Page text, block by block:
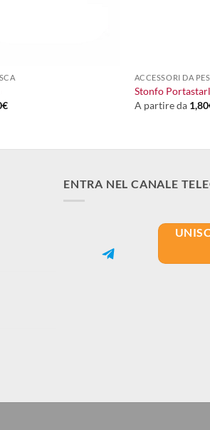
€
ACCESSORI DA
Stonfo
A partire da 1,80
ENTRA NEL CANALE